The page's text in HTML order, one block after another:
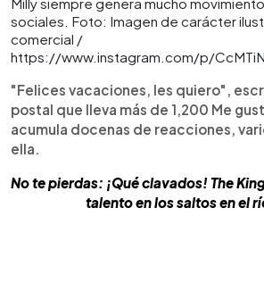
sociales. Foto: Imagen de carácter
comercial /
https://www.instagram.com/p/
"Felices vacaciones, les quiero",
postal que lleva más de 1,200 Me
acumula docenas de reacciones,
ella.
No te pierdas: ¡Qué clavados! The
talento en los saltos en el